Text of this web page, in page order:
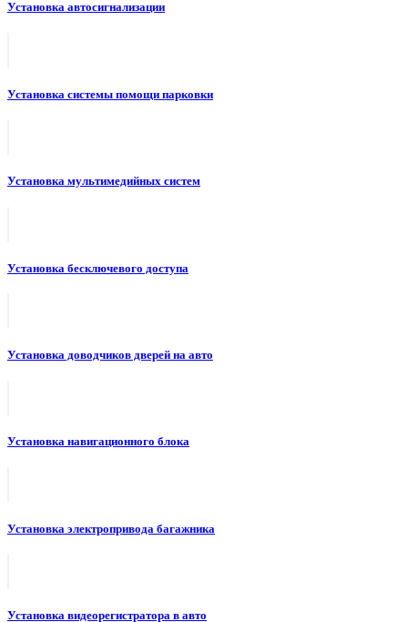
Установка автосигнализации
Установка системы помощи парковки
Установка мультимедийных систем
Установка бесключевого доступа
Установка доводчиков дверей на авто
Установка навигационного блока
Установка электропривода багажника
Установка видеорегистратора в авто